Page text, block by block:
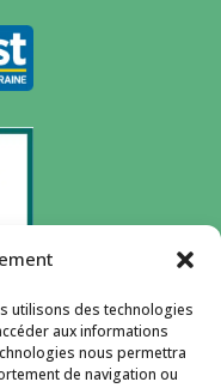
utilisons des technologies
aux informations
nous permettra
de navigation ou